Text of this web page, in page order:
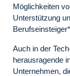
Möglichkeiten
Unterstützung
Auch in der
herausragende
Unternehmen,